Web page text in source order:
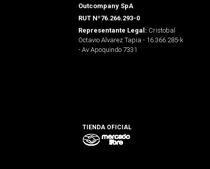
Outcompany SpA
RUT Nº76.266.293-0
Representante Legal: Cristobal
Octavio Alvarez Tapia - 16.366.285-k
- Av Apoquindo 7331
TIENDA OFICIAL